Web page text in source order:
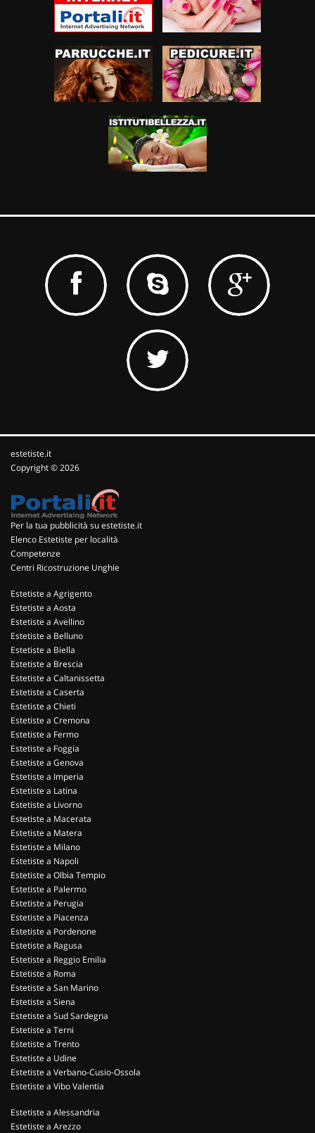
estetiste.it
Copyright © 2026
Per la tua pubblicità su estetiste.it
Elenco Estetiste per località
Competenze
Centri Ricostruzione Unghie
Estetiste a Agrigento
Estetiste a Aosta
Estetiste a Avellino
Estetiste a Belluno
Estetiste a Biella
Estetiste a Brescia
Estetiste a Caltanissetta
Estetiste a Caserta
Estetiste a Chieti
Estetiste a Cremona
Estetiste a Fermo
Estetiste a Foggia
Estetiste a Genova
Estetiste a Imperia
Estetiste a Latina
Estetiste a Livorno
Estetiste a Macerata
Estetiste a Matera
Estetiste a Milano
Estetiste a Napoli
Estetiste a Olbia Tempio
Estetiste a Palermo
Estetiste a Perugia
Estetiste a Piacenza
Estetiste a Pordenone
Estetiste a Ragusa
Estetiste a Reggio Emilia
Estetiste a Roma
Estetiste a San Marino
Estetiste a Siena
Estetiste a Sud Sardegna
Estetiste a Terni
Estetiste a Trento
Estetiste a Udine
Estetiste a Verbano-Cusio-Ossola
Estetiste a Vibo Valentia
Estetiste a Alessandria
Estetiste a Arezzo